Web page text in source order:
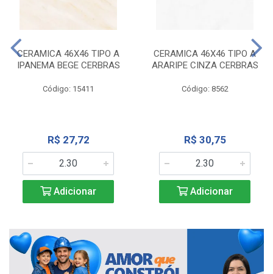
CERAMICA 46X46 TIPO A
IPANEMA BEGE CERBRAS
Código: 15411
R$ 27,72
Adicionar
CERAMICA 46X46 TIPO A
ARARIPE CINZA CERBRAS
Código: 8562
R$ 30,75
Adicionar